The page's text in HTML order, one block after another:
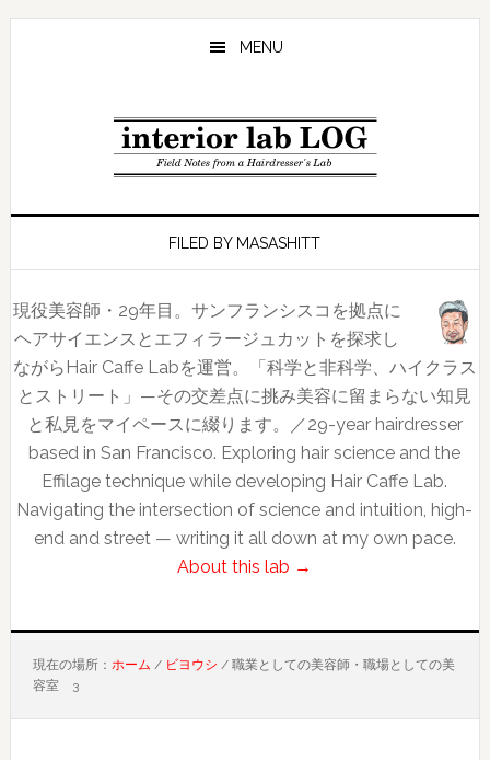
Skip
Skip
Skip
MENU
FILED BY MASASHITT
現役美容師・29年目。サンフランシスコを拠点に
ヘアサイエンスとエフィラージュカットを探求し
ながらHair Caffe Labを運営。「科学と非科学、ハイクラス
とストリート」—その交差点に挑み美容に留まらない知見
と私見をマイペースに綴ります。／29-year hairdresser
based in San Francisco. Exploring hair science and the
Effilage technique while developing Hair Caffe Lab.
Navigating the intersection of science and intuition, high-
end and street — writing it all down at my own pace.
About this lab →
現在の場所： ホーム / ビヨウシ /職業としての美容師・職場としての美
容室 3